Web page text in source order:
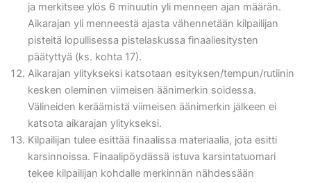
ja merkitsee ylös 6 minuutin yli menneen ajan määrän.
Aikarajan yli menneestä ajasta vähennetään kilpailijan
pisteitä lopullisessa pistelaskussa finaaliesitysten
päätyttyä (ks. kohta 17).
Aikarajan ylitykseksi katsotaan esityksen/tempun/rutiinin
kesken oleminen viimeisen äänimerkin soidessa.
Välineiden keräämistä viimeisen äänimerkin jälkeen ei
katsota aikarajan ylitykseksi.
Kilpailijan tulee esittää finaalissa materiaalia, jota esitti
karsinnoissa. Finaalipöydässä istuva karsintatuomari
tekee kilpailijan kohdalle merkinnän nähdessään